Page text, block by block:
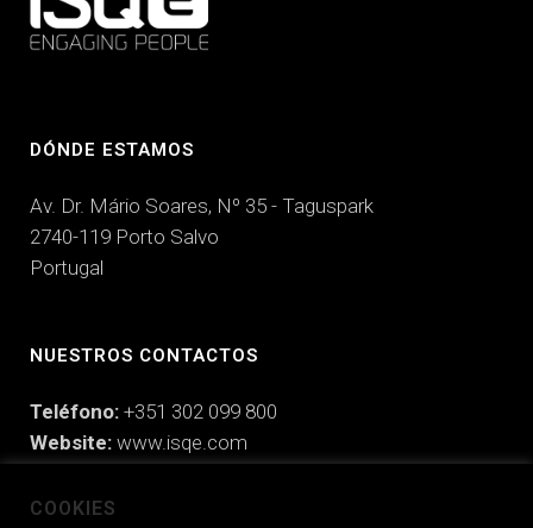
DÓNDE ESTAMOS
Av. Dr. Mário Soares, Nº 35 - Taguspark
2740-119 Porto Salvo
Portugal
NUESTROS CONTACTOS
Teléfono: +351 302 099 800
Website: www.isqe.com
COOKIES